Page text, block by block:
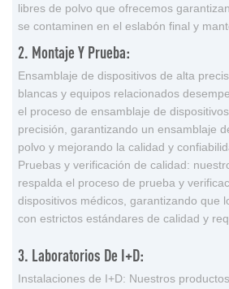
libres de polvo que ofrecemos
se contaminen en el eslabón final y
2. Montaje Y Prueba:
Ensamblaje de dispositivos de alta
blancas y equipos relacionados
el proceso de ensamblaje de
precisión, garantizando un ensamblaje
polvo y mejorando la calidad y
Pruebas y verificación de calidad:
respalda el proceso de prueba y
dispositivos médicos, garantizando que
con estrictos estándares de calidad y
3. Laboratorios De I+D:
Instalaciones de I+D: Nuestros